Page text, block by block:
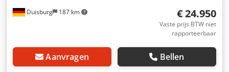
Dedpsqx S Dbefx Ahqewa Waarom zou je met minder
genoegen nemen? Bel ons op 0049 (0)2248 Groeten, Philipp
Duisburg 187 km € 24.950
Vaste prijs BTW niet
rapporteerbaar
Aanvragen Bellen